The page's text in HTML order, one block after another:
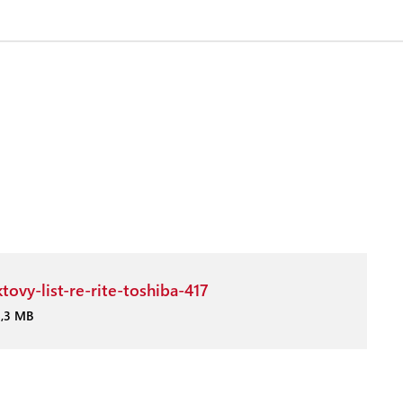
list-re-rite-toshiba-417
MB